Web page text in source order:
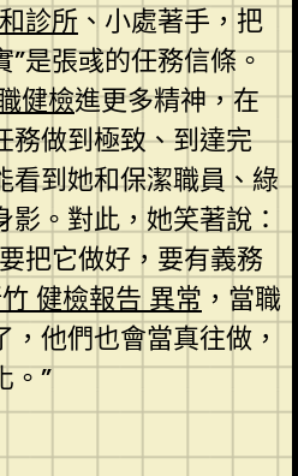
診所 、小處著手，把
”是張彧的任務信條。
健檢進更多精神，在
務做到極致、到達完
看到她和保潔職員、綠
。對此，她笑著說：
把它做好，要有義務
健檢報告 異常 ，當職
他們也會當真往做，
。”